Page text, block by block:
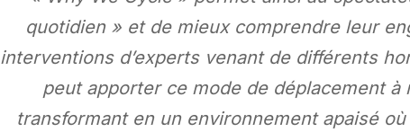
quotidien » et de mieux comprendre leur
interventions d’experts venant de différents
peut apporter ce mode de déplacement
transformant en un environnement apaisé